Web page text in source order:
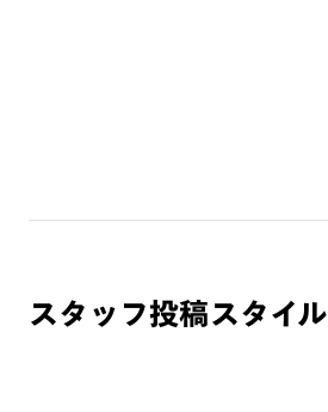
スタッフ投稿スタイル